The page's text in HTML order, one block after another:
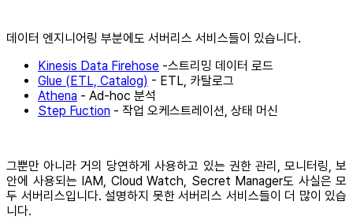
데이터 엔지니어링 부분에도 서버리스 서비스들이 있습니다.
Kinesis Data Firehose -스트리밍 데이터 로드
Glue (ETL, Catalog) - ETL, 카탈로그
Athena - Ad-hoc 분석
Step Fuction - 작업 오케스트레이션, 상태 머신
그뿐만 아니라 거의 당연하게 사용하고 있는 권한 관리, 모니터링, 보
안에 사용되는 IAM, Cloud Watch, Secret Manager도 사실은 모
두 서버리스입니다. 설명하지 못한 서버리스 서비스들이 더 많이 있습
니다.